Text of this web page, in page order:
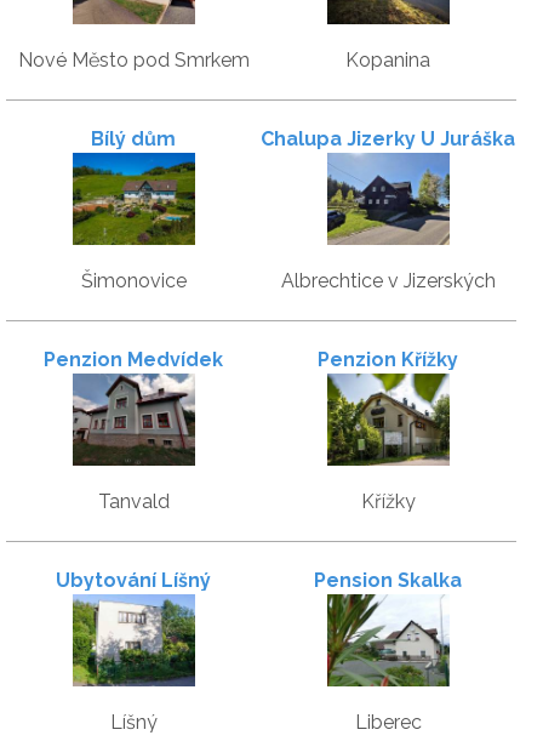
Nové Město pod Smrkem Kopanina
Bílý dům
Šimonovice
Chalupa Jizerky U Juráška
Albrechtice v Jizerských
horách
Penzion Medvídek
Tanvald
Penzion Křížky
Křížky
Ubytování Líšný
Líšný
Pension Skalka
Liberec